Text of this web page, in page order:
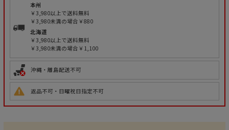
本州
￥3,980以上で送料無料
￥3,980未満の場合￥880
北海道
￥3,980以上で送料無料
￥3,980未満の場合￥1,100
沖縄・離島配送不可
返品不可・日曜祝日指定不可